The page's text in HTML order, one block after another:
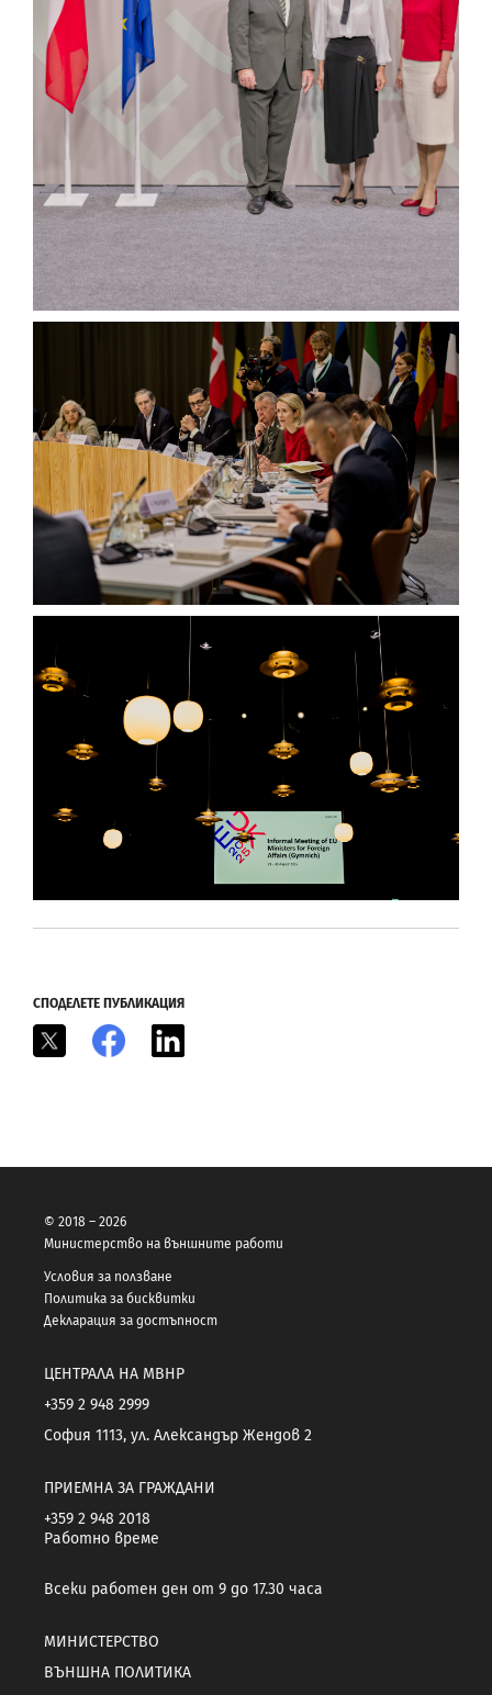
СПОДЕЛЕТЕ ПУБЛИКАЦИЯ
Facebook
© 2018 – 2026
Министерство на външните работи
Условия за ползване
Политика за бисквитки
Декларация за достъпност
ЦЕНТРАЛА НА МВНР
+359 2 948 2999
София 1113, ул. Александър Жендов 2
ПРИЕМНА ЗА ГРАЖДАНИ
+359 2 948 2018
Работно време
Всеки работен ден от 9 до 17.30 часа
МИНИСТЕРСТВО
ВЪНШНА ПОЛИТИКА